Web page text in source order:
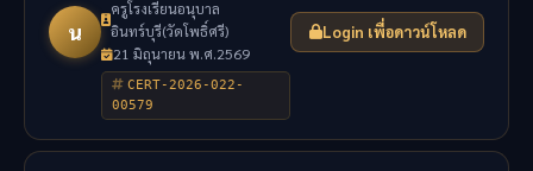
น
ครูโรงเรียนอนุบาล
อินทร์บุรี(วัดโพธิ์ศรี)
21 มิถุนายน พ.ศ.2569
CERT-2026-022-
00579
Login เพื่อดาวน์โหลด